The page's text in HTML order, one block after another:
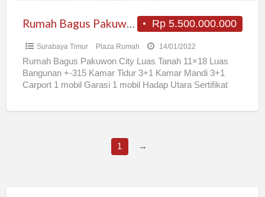
Rp 5.500.000.000
Rumah Bagus Pakuwon City
Surabaya Timur Plaza Rumah 14/01/2022
Rumah Bagus Pakuwon City Luas Tanah 11×18 Luas
Bangunan +-315 Kamar Tidur 3+1 Kamar Mandi 3+1
Carport 1 mobil Garasi 1 mobil Hadap Utara Sertifikat
1 →